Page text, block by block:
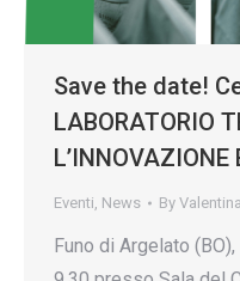
Save the date!
LABORATORIO
L’INNOVAZIONE
Eventi, News By
Funo di Argelato